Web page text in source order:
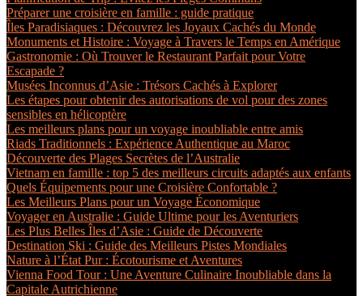
Préparer une croisière en famille : guide pratique
Îles Paradisiaques : Découvrez les Joyaux Cachés du Monde
Monuments et Histoire : Voyage à Travers le Temps en Amérique
Gastronomie : Où Trouver le Restaurant Parfait pour Votre
Escapade ?
Musées Inconnus d’Asie : Trésors Cachés à Explorer
Les étapes pour obtenir des autorisations de vol pour des zones
sensibles en hélicoptère
Les meilleurs plans pour un voyage inoubliable entre amis
Riads Traditionnels : Expérience Authentique au Maroc
Découverte des Plages Secrètes de l’Australie
Vietnam en famille : top 5 des meilleurs circuits adaptés aux enfants
Quels Équipements pour une Croisière Confortable ?
Les Meilleurs Plans pour un Voyage Économique
Voyager en Australie : Guide Ultime pour les Aventuriers
Les Plus Belles Îles d’Asie : Guide de Découverte
Destination Ski : Guide des Meilleurs Pistes Mondiales
Nature à l’État Pur : Écotourisme et Aventures
Vienna Food Tour : Une Aventure Culinaire Inoubliable dans la
Capitale Autrichienne